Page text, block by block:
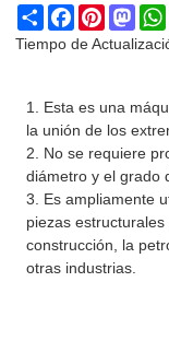
ShareFacebook
Pinterest
Tiempo de
1. Esta es una
la unión de los
2. No se requiere
diámetro y el grado
3. Es ampliamente
piezas
construcción, la
otras industrias.